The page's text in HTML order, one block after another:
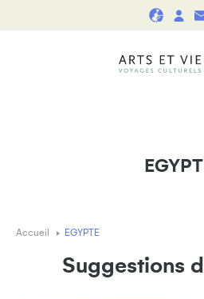
Accueil EGYPTE
Suggestions